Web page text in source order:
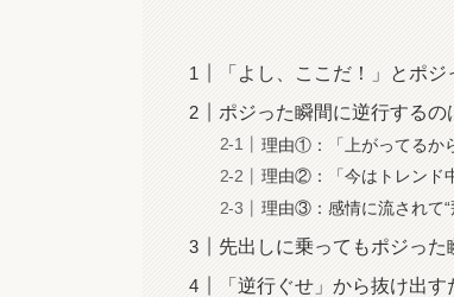
「よし、ここだ！」とポ
ポジった瞬間に逆行するの
理由①：「上がってるか
理由②：「今はトレンド
理由③：感情に流されて“
先出しに乗ってもポジっ
「逆行ぐせ」から抜け出